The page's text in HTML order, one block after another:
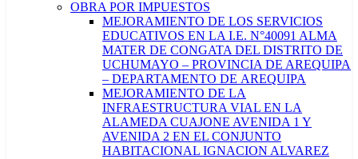
OBRA POR IMPUESTOS
MEJORAMIENTO DE LOS SERVICIOS
EDUCATIVOS EN LA I.E. N°40091 ALMA
MATER DE CONGATA DEL DISTRITO DE
UCHUMAYO – PROVINCIA DE AREQUIPA
– DEPARTAMENTO DE AREQUIPA
MEJORAMIENTO DE LA
INFRAESTRUCTURA VIAL EN LA
ALAMEDA CUAJONE AVENIDA 1 Y
AVENIDA 2 EN EL CONJUNTO
HABITACIONAL IGNACION ALVAREZ